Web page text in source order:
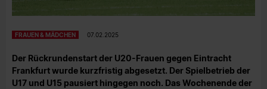
FRAUEN & MÄDCHEN 07.02.2025
Der Rückrundenstart der U20-Frauen gegen Eintracht
Frankfurt wurde kurzfristig abgesetzt. Der Spielbetrieb der
U17 und U15 pausiert hingegen noch. Das Wochenende der